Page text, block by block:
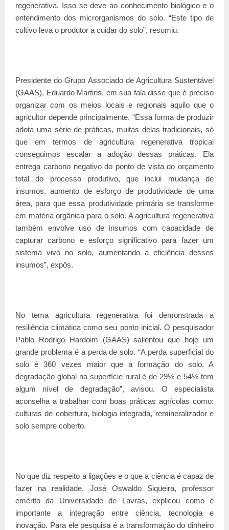
regenerativa. Isso se deve ao conhecimento biológico e o
entendimento dos microrganismos do solo. “Este tipo de
cultivo leva o produtor a cuidar do solo”, resumiu.
Presidente do Grupo Associado de Agricultura Sustentável
(GAAS), Eduardo Martins, em sua fala disse que é preciso
organizar com os meios locais e regionais aquilo que o
agricultor depende principalmente. “Essa forma de produzir
adota uma série de práticas, muitas delas tradicionais, só
que em termos de agricultura regenerativa tropical
conseguimos escalar a adoção dessas práticas. Ela
entrega carbono negativo do ponto de vista do orçamento
total do processo produtivo, que inclui mudança de
insumos, aumento de esforço de produtividade de uma
área, para que essa produtividade primária se transforme
em matéria orgânica para o solo. A agricultura regenerativa
também envolve uso de insumos com capacidade de
capturar carbono e esforço significativo para fazer um
sistema vivo no solo, aumentando a eficiência desses
insumos”, expôs.
No tema agricultura regenerativa foi demonstrada a
resiliência climática como seu ponto inicial. O pesquisador
Pablo Rodrigo Hardoim (GAAS) salientou que hoje um
grande problema é a perda de solo. “A perda superficial do
solo é 360 vezes maior que a formação do solo. A
degradação global na superfície rural é de 29% e 54% tem
algum nível de degradação”, avisou. O especialista
aconselha a trabalhar com boas práticas agrícolas como:
culturas de cobertura, biologia integrada, remineralizador e
solo sempre coberto.
No que diz respeito a ligações e o que a ciência é capaz de
fazer na realidade, José Oswaldo Siqueira, professor
emérito da Universidade de Lavras, explicou como é
importante a integração entre ciência, tecnologia e
inovação. Para ele pesquisa é a transformação do dinheiro